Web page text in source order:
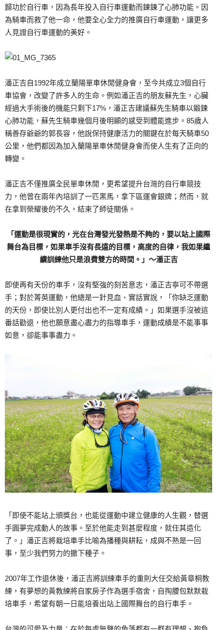
歸功於自行車，因為長年投入自行車運動而鍊鍊了心肺功能。因
為騎車而救了他一命，他要全心全力的推廣自行車運動，讓更多
人見證自行車運動的美好。
潘正吉自1992年成立蘭陽單車休閒健身會，至今共成立3個自行
車協會，改變了許多人的生命。例如潘正吉的朋友蘇先生，心臟
經過大手術後的機能只剩下17%，潘正吉建議蘇先生騎車以鍛鍊
心肺功能，蘇先生騎車幾個月後明顯的感受到體能進步。85歲人
稱善存爺爺的郭長容，他說保持健康活力的關鍵在於每天騎車50
公里，他們都因為加入蘭陽單車休閒健身會而使人生有了正向的
轉變。
潘正吉不僅推廣全民單車休閒，更希望提升台灣的自行車競技
力，他曾在兩年內培訓了一匹黑馬，拿下區運會銀牌；然而，就
在拿到榮耀後的不久，結束了師徒關係。
「運動是很現實的，光在台灣發光發熱是不夠的，要以站上國際
舞台為目標，如果車手沒有長遠的目標，高度的自律，我如果繼
續訓練他只是浪費雙方的時間。」～潘正吉
即使再有天份的車手，沒有堅強的刻苦意志，潘正吉寧可不帶選
手；對於菁英運動，他總是一針見血、實話實說，「你缺乏運動
的天份，即使比別人更付出也不一定有成績。」如果選手沒被這
番話勸退，他也願意盡心盡力的指導車手，運動成績是不能事事
如意，卻能事事盡力。
「即使不能站上頒獎台，也能從運動中建立健康的人生觀，替選
手圓夢完成動人的故事。至於他能走到甚麼程度，就任其造化
了。」潘正吉將栽培車手比喻為播種與耕耘，成與不熟是一回
事，至少我們努力的撒下種子。
2007年工作退休後，潘正吉將訓練車手的重則大任交給黃章桐教
練，有夢想的黃教練將自家房子作為選手宿舍，自掏腰包默默栽
培車手，希望有朝一日能培養出站上國際舞台的自行車手。